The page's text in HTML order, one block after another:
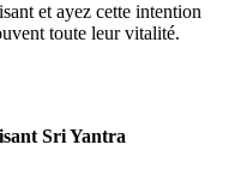
et ayez cette intention
toute leur vitalité.
Sri Yantra